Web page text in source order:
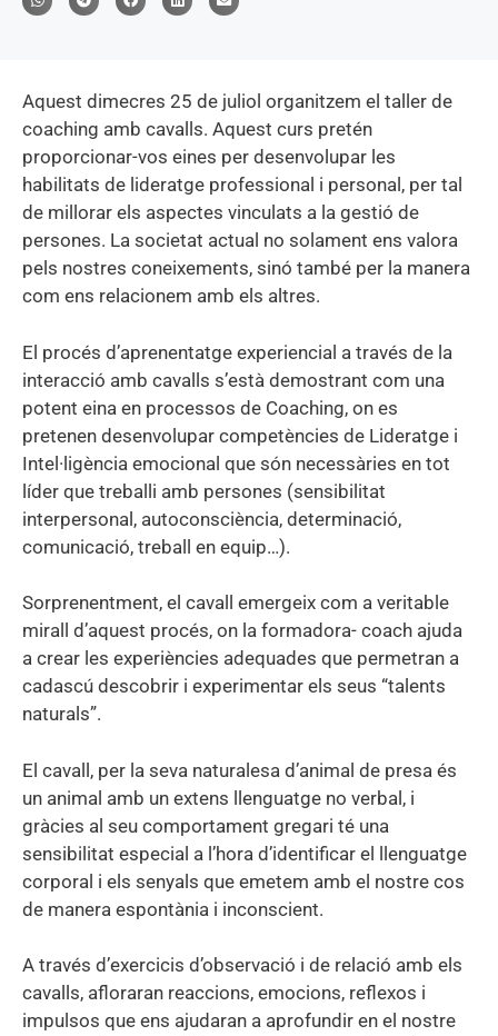
Aquest dimecres 25 de juliol organitzem el taller de
coaching amb cavalls. Aquest curs pretén
proporcionar-vos eines per desenvolupar les
habilitats de lideratge professional i personal, per tal
de millorar els aspectes vinculats a la gestió de
persones. La societat actual no solament ens valora
pels nostres coneixements, sinó també per la manera
com ens relacionem amb els altres.
El procés d’aprenentatge experiencial a través de la
interacció amb cavalls s’està demostrant com una
potent eina en processos de Coaching, on es
pretenen desenvolupar competències de Lideratge i
Intel·ligència emocional que són necessàries en tot
líder que treballi amb persones (sensibilitat
interpersonal, autoconsciència, determinació,
comunicació, treball en equip…).
Sorprenentment, el cavall emergeix com a veritable
mirall d’aquest procés, on la formadora- coach ajuda
a crear les experiències adequades que permetran a
cadascú descobrir i experimentar els seus “talents
naturals”.
El cavall, per la seva naturalesa d’animal de presa és
un animal amb un extens llenguatge no verbal, i
gràcies al seu comportament gregari té una
sensibilitat especial a l’hora d’identificar el llenguatge
corporal i els senyals que emetem amb el nostre cos
de manera espontània i inconscient.
A través d’exercicis d’observació i de relació amb els
cavalls, afloraran reaccions, emocions, reflexos i
impulsos que ens ajudaran a aprofundir en el nostre